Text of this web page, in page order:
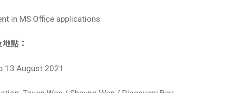
in MS Office applications
點：
13 August 2021